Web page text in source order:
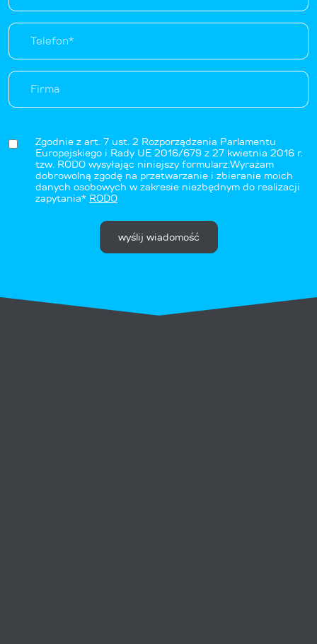
Zgodnie z art. 7 ust. 2 Rozporządzenia Parlamentu
Europejskiego i Rady UE 2016/679 z 27 kwietnia 2016 r.
tzw. RODO wysyłając niniejszy formularz:Wyrażam
dobrowolną zgodę na przetwarzanie i zbieranie moich
danych osobowych w zakresie niezbędnym do realizacji
zapytania* RODO